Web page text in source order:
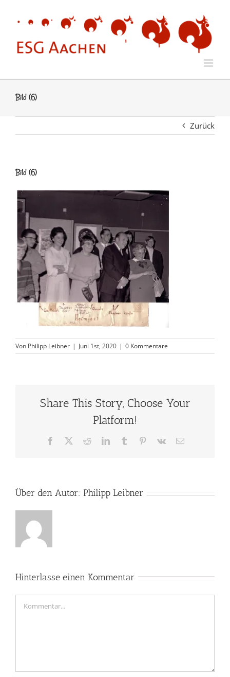
springen
Bild (6)
Zurück
Bild (6)
Von Philipp Leibner | Juni 1st, 2020 | 0 Kommentare
Share This Story, Choose Your
Platform!
Facebook RedditLinkedInTumblr Pinterest
Vk
E-
Über den Autor: Philipp Leibner
Hinterlasse einen Kommentar